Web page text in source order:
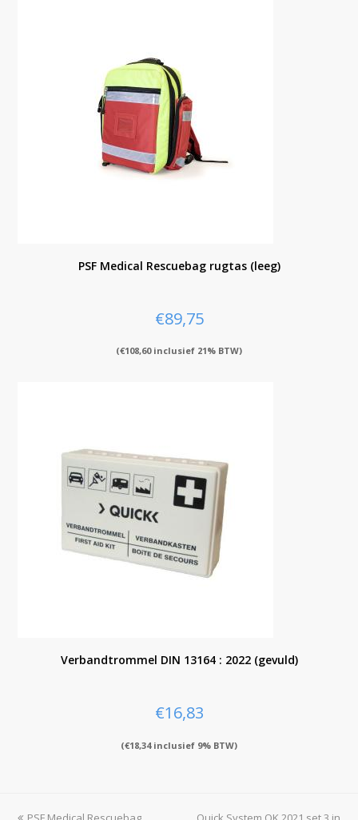
PSF Medical Rescuebag rugtas (leeg)
€89,75
(€108,60inclusief 21% BTW)
Verbandtrommel DIN 13164 : 2022 (gevuld)
€16,83
(€18,34inclusief 9% BTW)